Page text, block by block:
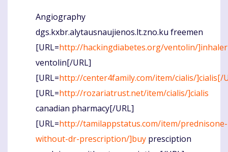
Komentaras
Angiography
dgs.kxbr.alytausnaujienos.lt.zno.ku freemen
[URL=http://hackingdiabetes.org/ventolin/]inhaler
ventolin[/URL]
[URL=http://center4family.com/item/cialis/]cialis[/
[URL=http://rozariatrust.net/item/cialis/]cialis
canadian pharmacy[/URL]
[URL=http://tamilappstatus.com/item/prednisone-
without-dr-prescription/]buy presciption